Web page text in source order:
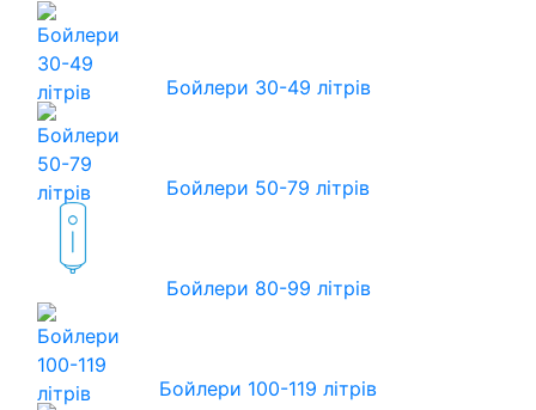
Бойлери 30-49 літрів
Бойлери 50-79 літрів
Бойлери 80-99 літрів
Бойлери 100-119 літрів